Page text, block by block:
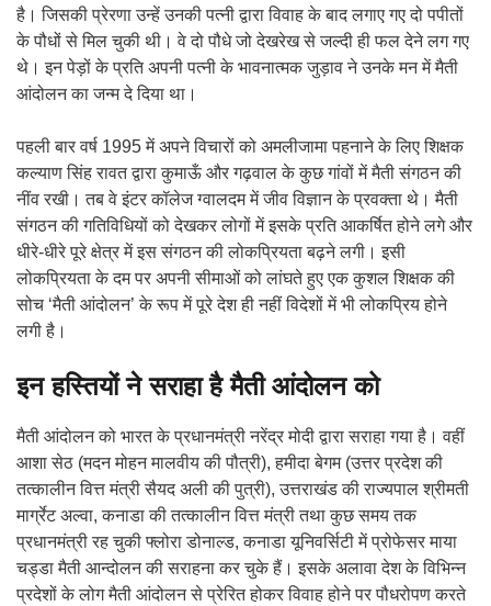
है। जिसकी प्रेरणा उन्हें उनकी पत्नी द्वारा विवाह के बाद लगाए गए दो पपीतों
के पौधों से मिल चुकी थी। वे दो पौधे जो देखरेख से जल्दी ही फल देने लग गए
थे। इन पेड़ों के प्रति अपनी पत्नी के भावनात्मक जुड़ाव ने उनके मन में मैती
आंदोलन का जन्म दे दिया था।
पहली बार वर्ष 1995 में अपने विचारों को अमलीजामा पहनाने के लिए शिक्षक
कल्याण सिंह रावत द्वारा कुमाऊँ और गढ़वाल के कुछ गांवों में मैती संगठन की
नींव रखी। तब वे इंटर कॉलेज ग्वालदम में जीव विज्ञान के प्रवक्ता थे। मैती
संगठन की गतिविधियों को देखकर लोगों में इसके प्रति आकर्षित होने लगे और
धीरे-धीरे पूरे क्षेत्र में इस संगठन की लोकप्रियता बढ़ने लगी। इसी
लोकप्रियता के दम पर अपनी सीमाओं को लांघते हुए एक कुशल शिक्षक की
सोच ‘मैती आंदोलन’ के रूप में पूरे देश ही नहीं विदेशों में भी लोकप्रिय होने
लगी है।
इन हस्तियों ने सराहा है मैती आंदोलन को
मैती आंदोलन को भारत के प्रधानमंत्री नरेंद्र मोदी द्वारा सराहा गया है। वहीं
आशा सेठ (मदन मोहन मालवीय की पौत्री), हमीदा बेगम (उत्तर प्रदेश की
तत्कालीन वित्त मंत्री सैयद अली की पुत्री), उत्तराखंड की राज्यपाल श्रीमती
मार्ग्रेट अल्वा, कनाडा की तत्कालीन वित्त मंत्री तथा कुछ समय तक
प्रधानमंत्री रह चुकी फ्लोरा डोनाल्ड, कनाडा यूनिवर्सिटी में प्रोफेसर माया
चड्डा मैती आन्दोलन की सराहना कर चुके हैं। इसके अलावा देश के विभिन्न
प्रदेशों के लोग मैती आंदोलन से प्रेरित होकर विवाह होने पर पौधरोपण करते